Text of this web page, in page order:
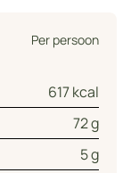
Per persoon
617 kcal
72 g
5 g